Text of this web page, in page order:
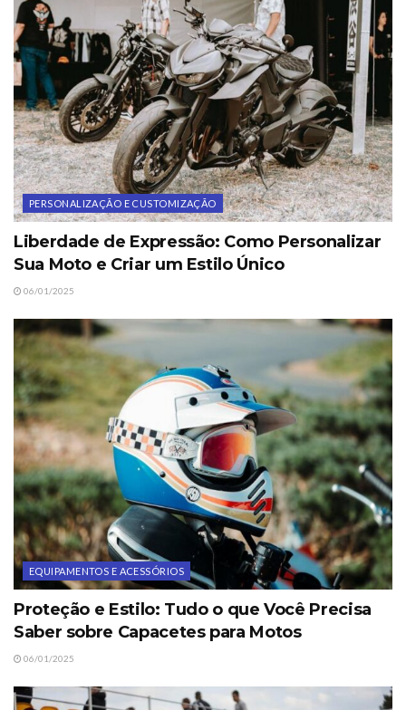
PERSONALIZAÇÃO E CUSTOMIZAÇÃO
Liberdade de Expressão: Como Personalizar
Sua Moto e Criar um Estilo Único
06/01/2025
EQUIPAMENTOS E ACESSÓRIOS
Proteção e Estilo: Tudo o que Você Precisa
Saber sobre Capacetes para Motos
06/01/2025